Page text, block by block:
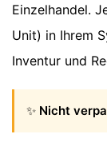
Einzelhandel.
Unit) in Ihrem
Inventur und
✨ Nicht